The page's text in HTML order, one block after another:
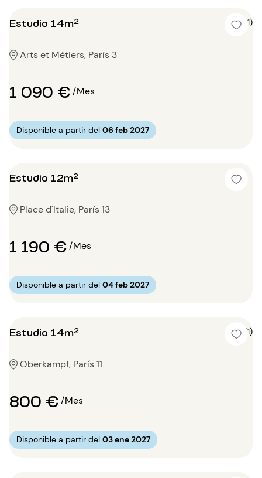
Estudio 14m² 5 (1)
Arts et Métiers, París 3
1 090 €/Mes
Disponible a partir del 06 feb 2027
Estudio 12m²
Place d'Italie, París 13
1 190 €/Mes
Disponible a partir del 04 feb 2027
Estudio 14m² 4 (1)
Oberkampf, París 11
800 €/Mes
Disponible a partir del 03 ene 2027